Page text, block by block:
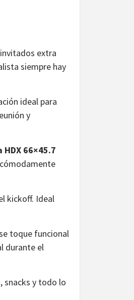
extra
siempre hay
ideal para
y
66×45.7
kickoff. Ideal
toque funcional
durante el
snacks y todo lo